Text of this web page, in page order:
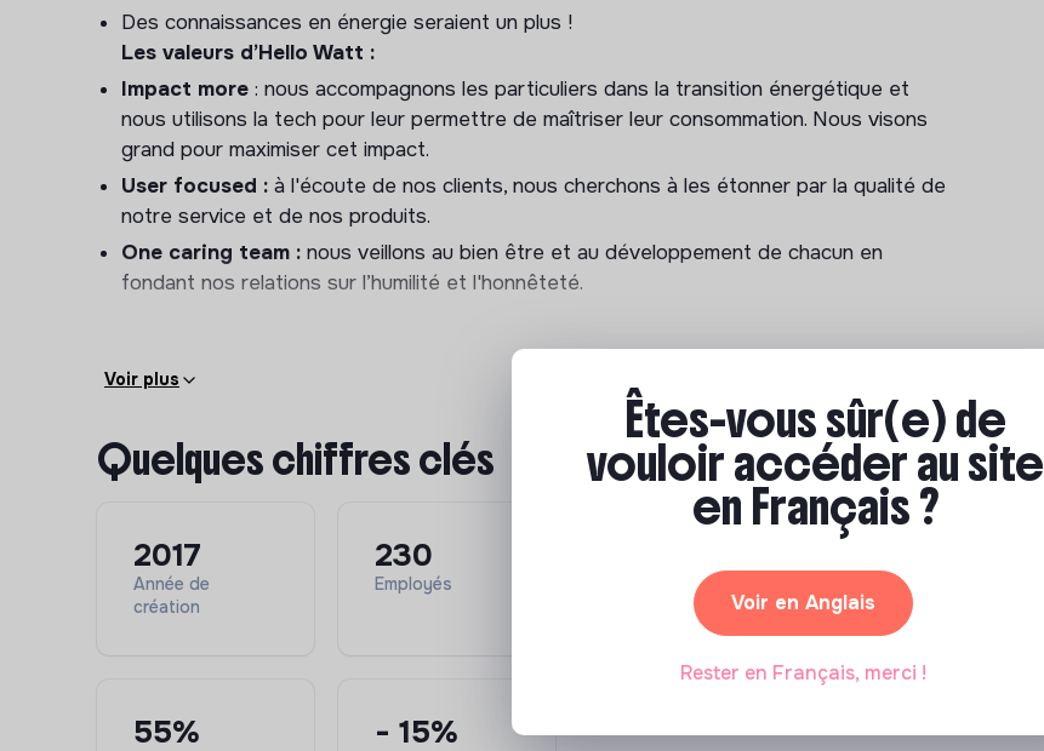
pour ton professionnalisme ? Ne cherche plus, tu as le profil idéal pour nous rejoindre !
Formation :
Hello Watt te propose une formation initiale de deux semaines en interne intégrant
théorie et pratique, puis des modules de formation complémentaire pendant les 4
premiers mois (à minima). Tu développeras tes compétences commerciales et deviendras
un expert de l’énergie.
Des connaissances en énergie seraient un plus !
Les valeurs d’Hello Watt :
Impact more : nous accompagnons les particuliers dans la transition énergétique et
nous utilisons la tech pour leur permettre de maîtriser leur consommation. Nous visons
grand pour maximiser cet impact.
User focused : à l'écoute de nos clients, nous cherchons à les étonner par la qualité de
notre service et de nos produits.
One caring team : nous veillons au bien être et au développement de chacun en
fondant nos relations sur l’humilité et l'honnêteté.
Voir plus
Quelques chiffres clés
2017
Année de
création
230
Employés Âge moyen Femmes
55% - 15%
Êtes-vous sûr(e) de
vouloir accéder au site
en Français ?
Voir en Anglais
Rester en Français, merci !